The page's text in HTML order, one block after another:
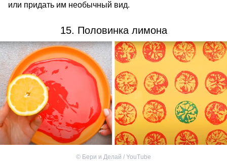
или придать им необычный вид.
15. Половинка лимона
© Бери и Делай / YouTube